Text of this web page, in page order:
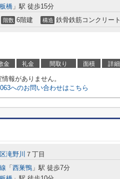
板橋 」駅 徒歩15分
階数 6階建 構造 鉄骨鉄筋コンクリート
金 礼金 間取り 面積 詳細
報がありません。
へのお問い合わせはこちら
滝野川 ７丁目
「 西巣鴨 」駅 徒歩7分